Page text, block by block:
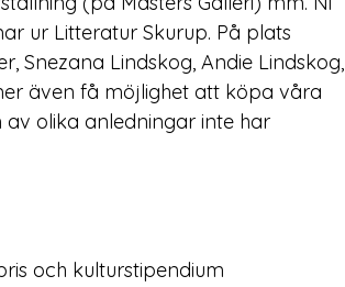
ur Litteratur Skurup. På plats
Snezana Lindskog, Andie Lindskog,
även få möjlighet att köpa våra
olika anledningar inte har
och kulturstipendium